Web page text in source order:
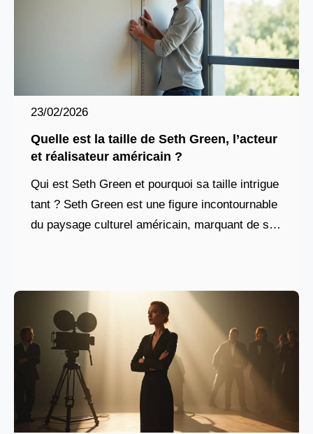
23/02/2026
Quelle est la taille de Seth Green, l’acteur
et réalisateur américain ?
Qui est Seth Green et pourquoi sa taille intrigue
tant ? Seth Green est une figure incontournable
du paysage culturel américain, marquant de son